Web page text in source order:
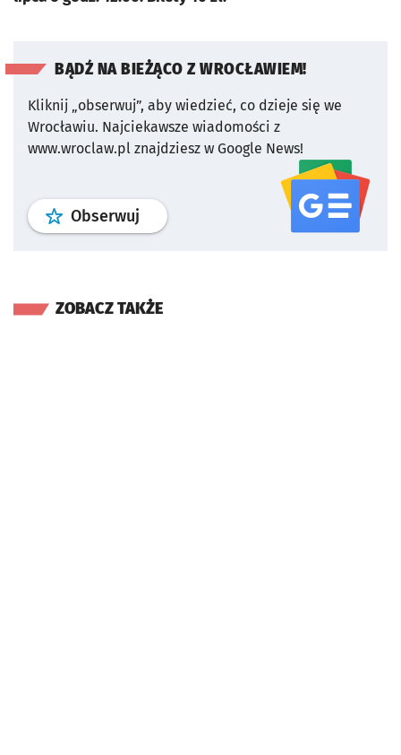
BĄDŹ NA BIEŻĄCO Z WROCŁAWIEM!
Kliknij „obserwuj”, aby wiedzieć, co dzieje się we
Wrocławiu. Najciekawsze wiadomości z
www.wroclaw.pl znajdziesz w Google News!
Obserwuj profil serwisu
ZOBACZ TAKŻE